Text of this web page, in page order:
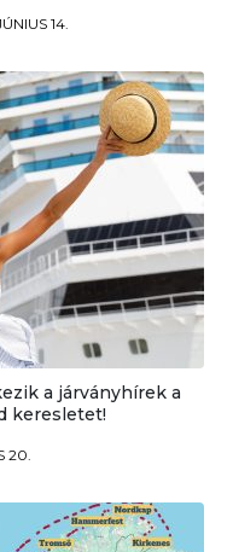
14.
a járványhírek a
keresletet!
20.